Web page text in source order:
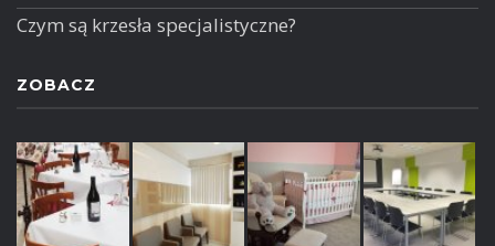
Czym są krzesła specjalistyczne?
ZOBACZ